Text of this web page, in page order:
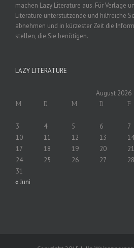
machen Lazy Literature aus. Für Verlage
Literature unterstützende und hilfreiche
abnehmen und in kürzester Zeit die
stellen, die Sie benötigen.
LAZY LITERATURE
August 2026
M D M D F
3
4 5 6 7
10
11 12 13 14
17
18 19 20 21
24
25 26 27 28
31
« Juni